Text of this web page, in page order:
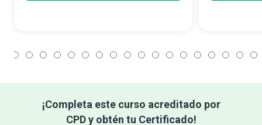
¡Completa este curso acreditado por
CPD y obtén tu Certificado!